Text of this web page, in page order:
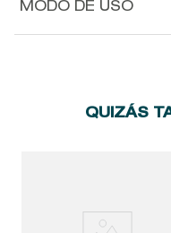
MODO DE USO
QUIZÁS